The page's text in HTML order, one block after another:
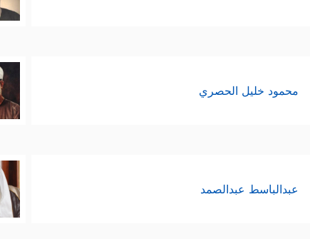
محمود خليل الحصري
عبدالباسط عبدالصمد